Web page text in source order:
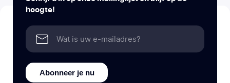
hoogte!
Abonneer je nu